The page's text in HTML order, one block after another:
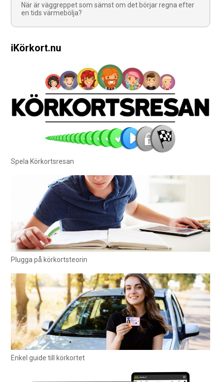
När är väggreppet som sämst om det börjar regna efter
en tids värmebölja?
iKörkort.nu
Spela Körkortsresan
Plugga på körkortsteorin
Enkel guide till körkortet